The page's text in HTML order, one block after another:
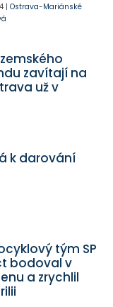
| Ostrava-Mariánské
zavítají na
už v
k darování
tým SP
bodoval v
a zrychlil